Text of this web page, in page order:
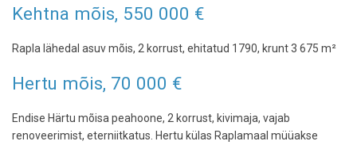
Kehtna mõis, 550 000 €
Rapla lähedal asuv mõis, 2 korrust, ehitatud 1790, krunt 3 675 m²
Hertu mõis, 70 000 €
Endise Härtu mõisa peahoone, 2 korrust, kivimaja, vajab
renoveerimist, eterniitkatus. Hertu külas Raplamaal müüakse